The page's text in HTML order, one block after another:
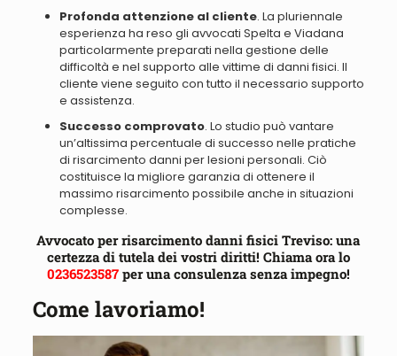
Profonda attenzione al cliente. La pluriennale
esperienza ha reso gli avvocati Spelta e Viadana
particolarmente preparati nella gestione delle
difficoltà e nel supporto alle vittime di danni fisici. Il
cliente viene seguito con tutto il necessario supporto
e assistenza.
Successo comprovato. Lo studio può vantare
un’altissima percentuale di successo nelle pratiche
di risarcimento danni per lesioni personali. Ciò
costituisce la migliore garanzia di ottenere il
massimo risarcimento possibile anche in situazioni
complesse.
Avvocato per risarcimento danni fisici Treviso: una
certezza di tutela dei vostri diritti! Chiama ora lo
0236523587 per una consulenza senza impegno!
Come lavoriamo!